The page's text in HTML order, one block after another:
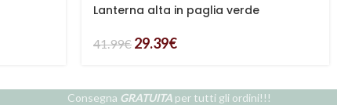
Lanterna alta in paglia verde
41.99€ 29.39€
Consegna GRATUITA per tutti gli ordini!!!